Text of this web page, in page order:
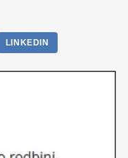
LINKEDIN